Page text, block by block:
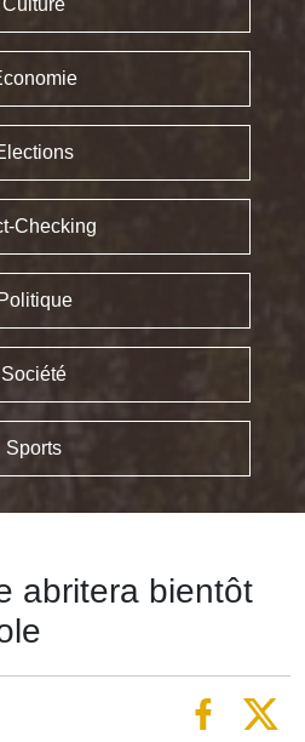
Culture
Checking
Politique
Société
Sports
abritera bientôt